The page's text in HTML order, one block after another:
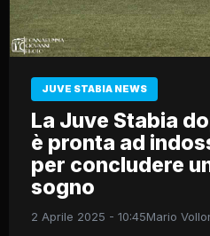
JUVE STABIA NEWS
La Juve Stabia
è pronta ad
per concludere
sogno
2 Aprile 2025 - 10:45Mario